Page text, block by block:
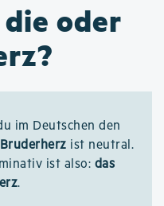
oder
im Deutschen den
Bruderherz ist neutral.
ist also: das
.